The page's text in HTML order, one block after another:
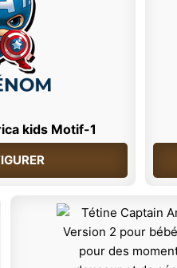
kids Motif-1